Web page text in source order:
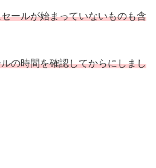
ールが始まっていないものも含
の時間を確認してからにしまし